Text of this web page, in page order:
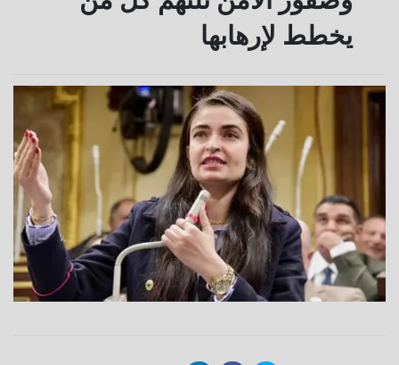
يخطط لإرهابها